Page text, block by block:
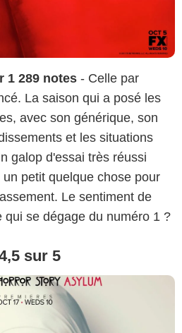
1 289 notes - Celle par
La saison qui a posé les
avec son générique, son
et les situations
galop d'essai très réussi
petit quelque chose pour
Le sentiment de
qui se dégage du numéro 1 ?
sur 5